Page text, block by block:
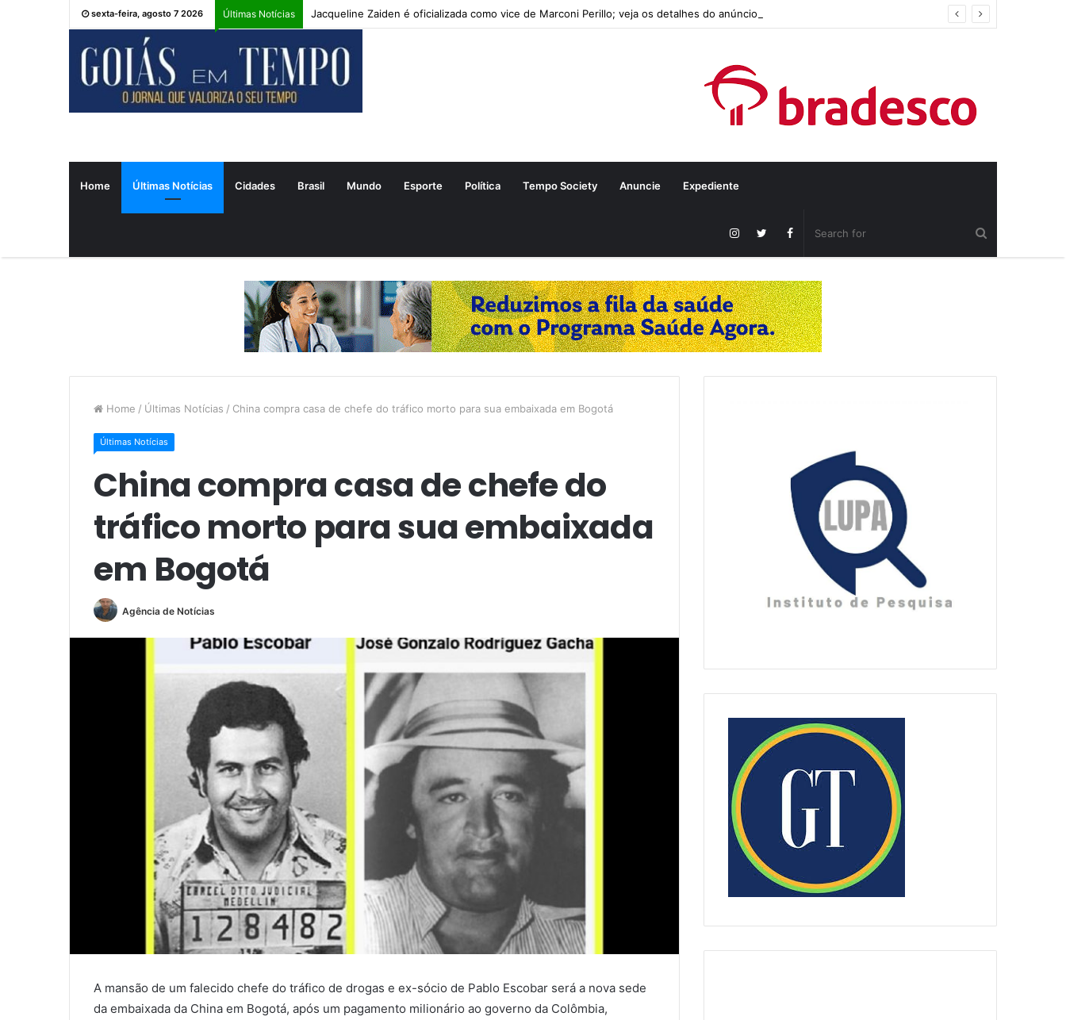
sexta-feira, agosto 7 2026 Últimas Notícias Jacqueline Zaiden é oficializada como vice de Marconi Perillo; veja os detalhes do anúncio
Home Últimas Notícias Cidades Brasil Mundo Esporte Política Tempo Society Anuncie Expediente
Home / Últimas Notícias / China compra casa de chefe do tráfico morto para sua embaixada em Bogotá
Últimas Notícias
China compra casa de chefe do
tráfico morto para sua embaixada
em Bogotá
Agência de Notícias
A mansão de um falecido chefe do tráfico de drogas e ex-sócio de Pablo Escobar será a nova sede
da embaixada da China em Bogotá, após um pagamento milionário ao governo da Colômbia,